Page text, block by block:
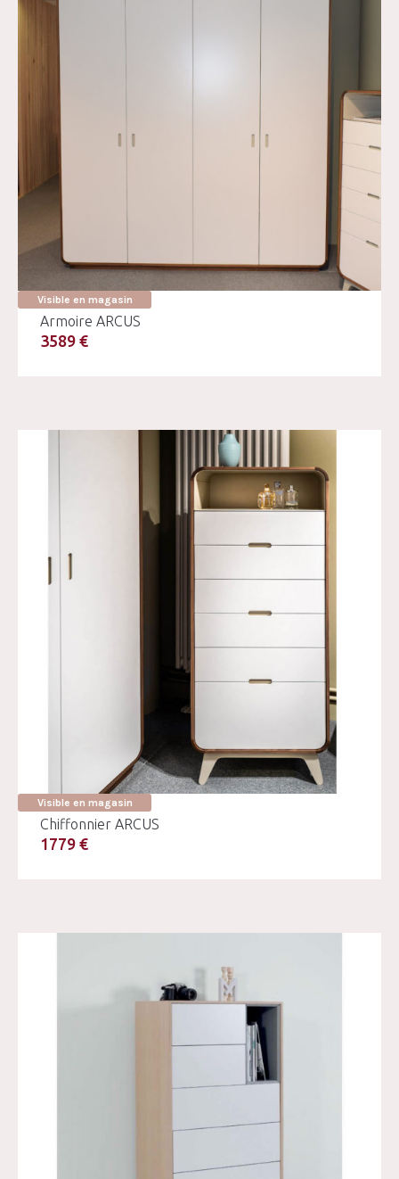
Visible en magasin
Armoire ARCUS
3589 €
Visible en magasin
Chiffonnier ARCUS
1779 €